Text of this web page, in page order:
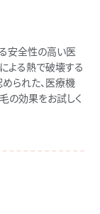
安全性の高い医
よる熱で破壊する
られた、医療機
の効果をお試しく